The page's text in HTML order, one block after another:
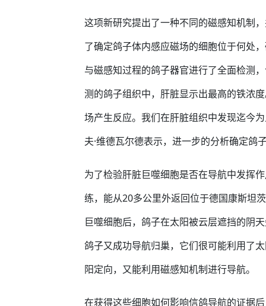
这项新研究提出了一种不同的磁感知机制
了确定鸽子体内感应磁场的细胞位于何处
与磁感知过程的鸽子器官进行了全面检测
测的鸽子组织中，肝脏显示出最高的铁浓
场产生反应。我们在肝脏组织中发现迄今
夫·维德瓦尔德表示，进一步的分析确定鸽
为了检验肝脏巨噬细胞是否在导航中发挥
练，能从20多公里外返回位于德国康斯坦
巨噬细胞后，鸽子在太阳被云层遮挡的阴
鸽子又成功导航归巢，它们很可能利用了
阳定向，又能利用磁感知机制进行导航。
在获得这些细胞如何影响信鸽导航的证据